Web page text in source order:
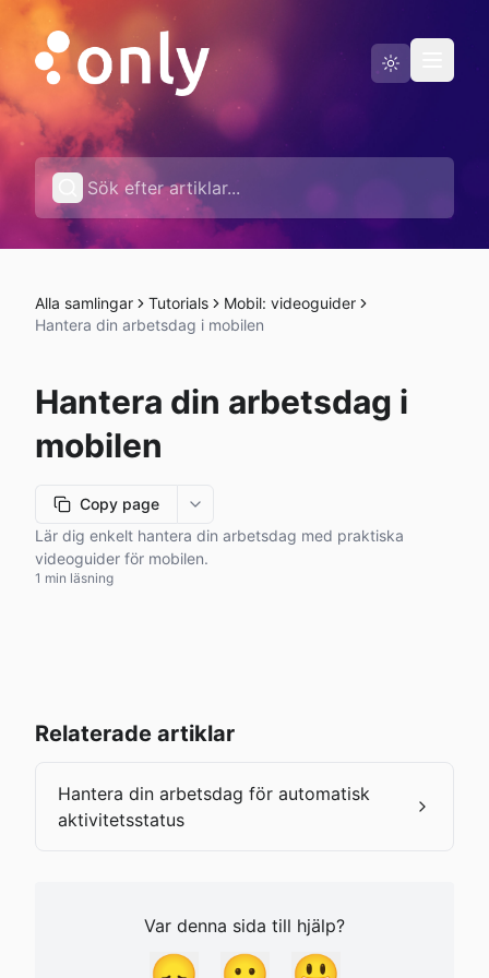
Driftstatus
Svenska
Alla samlingar Tutorials
Mobil: videoguider
Hantera din arbetsdag i mobilen
Hantera din arbetsdag i
mobilen
Copy page
More options
Lär dig enkelt hantera din arbetsdag med praktiska
videoguider för mobilen.
1 min läsning
Relaterade artiklar
Hantera din arbetsdag för automatisk
aktivitetsstatus
Var denna sida till hjälp?